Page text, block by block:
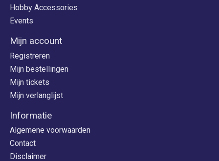
Hobby Accessories
Events
Mijn account
Registreren
Mijn bestellingen
Mijn tickets
Mijn verlanglijst
Informatie
Algemene voorwaarden
Contact
Disclaimer